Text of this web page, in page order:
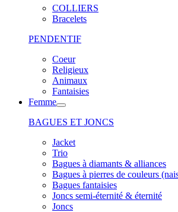
COLLIERS
Bracelets
PENDENTIF
Coeur
Religieux
Animaux
Fantaisies
Femme
BAGUES ET JONCS
Jacket
Trio
Bagues à diamants & alliances
Bagues à pierres de couleurs
Bagues fantaisies
Joncs semi-éternité & éternité
Joncs